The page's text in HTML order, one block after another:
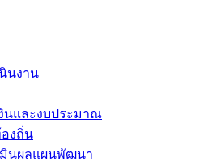
นงาน
นและงบประมาณ
งถิ่น
มินผลแผนพัฒนา